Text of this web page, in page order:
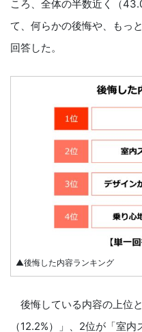
ころ、全体の半数近く（
て、何らかの後悔や、もっ
回答した。
▲後悔した内容ランキング
後悔している内容の上位
（12.2%）」、2位が「室